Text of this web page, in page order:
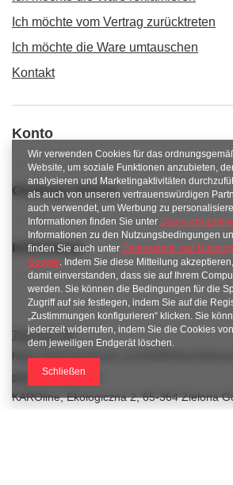
Ich möchte vom Vertrag zurücktreten
Ich möchte die Ware umtauschen
Kontakt
Konto
Obsługa klienta
Informacje
789 221 795
https://www.facebook.com/
sklep@karoline.pl
KAROline,Ekologiczna 2,65-364Zielona
Wir verwenden Cookies für das
Website, um soziale Funktionen anzubieten,
analysieren und Marketingaktivitäten
als auch von unseren vertrauenswürdigen
auch verwendet, um Werbung zu
Informationen finden Sie unter
Informationen zu den Nutzungsbedingungen
finden Sie auch unter Datenschutz und
Google. Indem Sie diese Mitteilung
damit einverstanden, dass sie auf Ihrem
werden. Sie können die Bedingungen für die
Zugriff auf sie festlegen, indem Sie auf die
„Zustimmungen konfigurieren“ klicken. Sie
jederzeit widerrufen, indem Sie die Cookies
dem jeweiligen Endgerät löschen.
Schließen